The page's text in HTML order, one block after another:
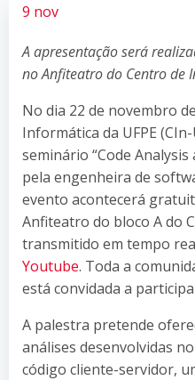
9 nov
A apresentação será
no Anfiteatro do Centro de
No dia 22 de novembro
Informática da UFPE
seminário “Code
pela engenheira de
evento acontecerá
Anfiteatro do bloco A do
transmitido em tempo
Youtube. Toda a
está convidada a
A palestra pretende
análises desenvolvidas
código cliente-servidor,